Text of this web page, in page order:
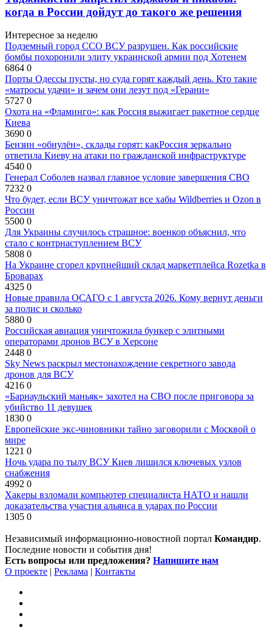
когда в России дойдут до такого же решения
Интересное за неделю
Подземный город ССО ВСУ разрушен. Как российские
бомбы похоронили элиту украинской армии под Хотенем
6864 0
Порты Одессы пусты, но суда горят каждый день. Кто такие
«матросы удачи» и зачем они лезут под «Герани»
5727 0
Охота на «Фламинго»: как Россия выжигает ракетное сердце
Киева
3690 0
Бензин «обнулён», склады горят: какРоссия зеркально
ответила Киеву на атаки по гражданской инфраструктуре
4540 0
Генерал Соболев назвал главное условие завершения СВО
7232 0
Что будет, если ВСУ уничтожат все хабы Wildberries и Ozon в
России
5500 0
Для Украины случилось страшное: военкор объяснил, что
стало с контрнаступлением ВСУ
5808 0
На Украине сгорел крупнейший склад маркетплейса Rozetka в
Броварах
4325 0
Новые правила ОСАГО с 1 августа 2026. Кому вернут деньги
за полис и сколько
5880 0
Российская авиация уничтожила бункер с элитными
операторами дронов ВСУ в Херсоне
2448 0
Sky News раскрыл местонахождение секретного завода
дронов для ВСУ
4216 0
«Барнаульский маньяк» захотел на СВО после приговора за
убийство 11 девушек
1830 0
Европейские экс-чиновники тайно заговорили с Москвой о
мире
1221 0
Ночь удара по тылу ВСУ Киев лишился ключевых узлов
снабжения
4992 0
Хакеры взломали компьютер специалиста НАТО и нашли
доказательства участия альянса в ударах по России
1305 0
Независимый информационно-новостной портал Командир.
Последние новости и события дня!
Есть вопросы или предложения? Напишите нам
О проекте | Реклама | Контакты